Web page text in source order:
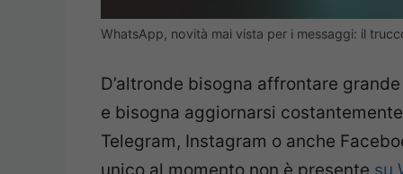
WhatsApp, novità mai vista per i messaggi: il
D’altronde bisogna affrontare
e bisogna aggiornarsi
Telegram, Instagram o anche